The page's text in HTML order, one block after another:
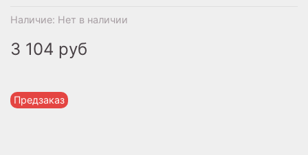
Наличие: Нет в наличии
Предзаказ
3 104 руб